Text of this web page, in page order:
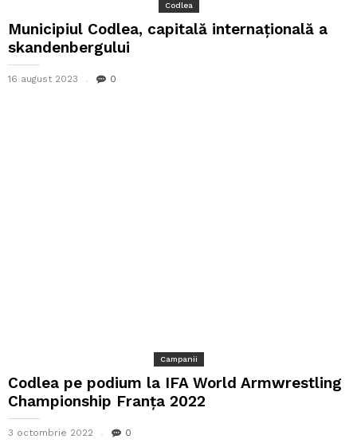
Codlea
Municipiul Codlea, capitală internațională a
skandenbergului
16 august 2023 0
Campanii
Codlea pe podium la IFA World Armwrestling
Championship Franța 2022
3 octombrie 2022 0